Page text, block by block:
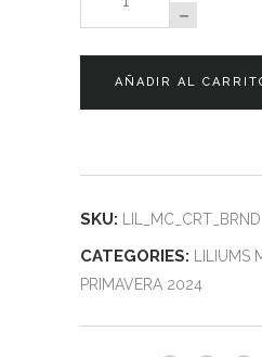
quantity
AÑADIR AL
SKU: LIL_MC_CRT_BRND
CATEGORIES: LILIUMS
PRIMAVERA 2024